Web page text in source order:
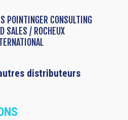
POINTINGER CONSULTING
SALES / ROCHEUX
distributeurs